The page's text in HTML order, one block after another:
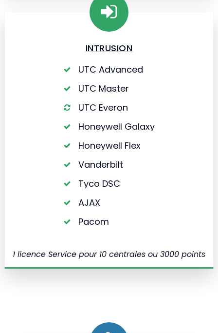
INTRUSION
UTC Advanced
UTC Master
UTC Everon
Honeywell Galaxy
Honeywell Flex
Vanderbilt
Tyco DSC
AJAX
Pacom
1 licence Service pour 10 centrales ou 3000 points